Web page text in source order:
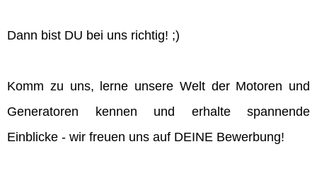
Dann bist DU bei uns richtig! ;)
Komm zu uns, lerne unsere Welt der Motoren und
Generatoren kennen und erhalte spannende
Einblicke - wir freuen uns auf DEINE Bewerbung!